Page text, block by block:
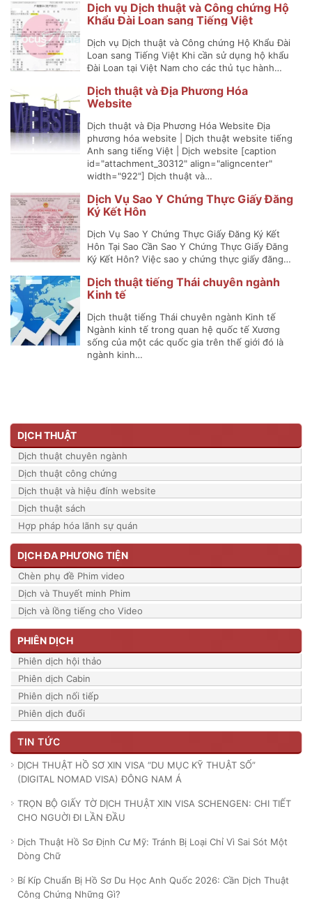
Dịch vụ Dịch thuật và Công chứng Hộ
Khẩu Đài Loan sang Tiếng Việt
Dịch vụ Dịch thuật và Công chứng Hộ Khẩu Đài
Loan sang Tiếng Việt Khi cần sử dụng hộ khẩu
Đài Loan tại Việt Nam cho các thủ tục hành…
Dịch thuật và Địa Phương Hóa
Website
Dịch thuật và Địa Phương Hóa Website Địa
phương hóa website | Dịch thuật website tiếng
Anh sang tiếng Việt | Dịch website [caption
id="attachment_30312" align="aligncenter"
width="922"] Dịch thuật và…
Dịch Vụ Sao Y Chứng Thực Giấy Đăng
Ký Kết Hôn
Dịch Vụ Sao Y Chứng Thực Giấy Đăng Ký Kết
Hôn Tại Sao Cần Sao Y Chứng Thực Giấy Đăng
Ký Kết Hôn? Việc sao y chứng thực giấy đăng…
Dịch thuật tiếng Thái chuyên ngành
Kinh tế
Dịch thuật tiếng Thái chuyên ngành Kinh tế
Ngành kinh tế trong quan hệ quốc tế Xương
sống của một các quốc gia trên thế giới đó là
ngành kinh…
DỊCH THUẬT
Dịch thuật chuyên ngành
Dịch thuật công chứng
Dịch thuật và hiệu đính website
Dịch thuật sách
Hợp pháp hóa lãnh sự quán
DỊCH ĐA PHƯƠNG TIỆN
Chèn phụ đề Phim video
Dịch và Thuyết minh Phim
Dịch và lồng tiếng cho Video
PHIÊN DỊCH
Phiên dịch hội thảo
Phiên dịch Cabin
Phiên dịch nối tiếp
Phiên dịch đuổi
TIN TỨC
DỊCH THUẬT HỒ SƠ XIN VISA “DU MỤC KỸ THUẬT SỐ”
(DIGITAL NOMAD VISA) ĐÔNG NAM Á
TRỌN BỘ GIẤY TỜ DỊCH THUẬT XIN VISA SCHENGEN: CHI TIẾT
CHO NGUỜI ĐI LẦN ĐẦU
Dịch Thuật Hồ Sơ Định Cư Mỹ: Tránh Bị Loại Chỉ Vì Sai Sót Một
Dòng Chữ
Bí Kíp Chuẩn Bị Hồ Sơ Du Học Anh Quốc 2026: Cần Dịch Thuật
Công Chứng Những Gì?